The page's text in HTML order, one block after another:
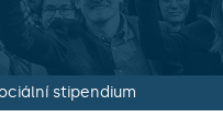
stipendium